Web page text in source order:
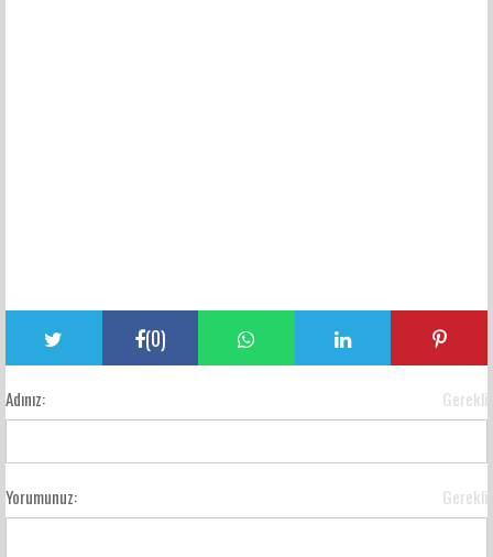
(0)
Adınız: Gerekli
Yorumunuz: Gerekli